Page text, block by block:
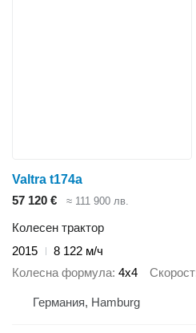
Valtra t174a
57 120 €
≈ 111 900 лв.
Колесен трактор
2015
8 122 м/ч
Колесна формула 4x4 Скорост
Германия, Hamburg